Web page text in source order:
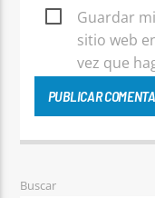
Guardar
sitio web
vez que
Buscar